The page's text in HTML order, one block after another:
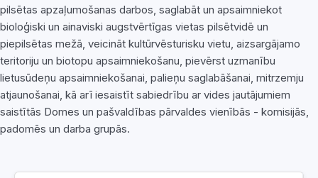
pilsētas apzaļumošanas darbos, saglabāt un apsaimniekot
bioloģiski un ainaviski augstvērtīgas vietas pilsētvidē un
piepilsētas mežā, veicināt kultūrvēsturisku vietu, aizsargājamo
teritoriju un biotopu apsaimniekošanu, pievērst uzmanību
lietusūdeņu apsaimniekošanai, palieņu saglabāšanai, mitrzemju
atjaunošanai, kā arī iesaistīt sabiedrību ar vides jautājumiem
saistītās Domes un pašvaldības pārvaldes vienībās - komisijās,
padomēs un darba grupās.